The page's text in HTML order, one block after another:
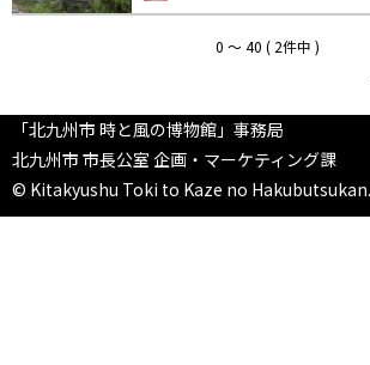
0 〜 40 ( 2件中 )
「北九州市 時と風の博物館」事務局
北九州市 市長公室 企画・マーケティング課
© Kitakyushu Toki to Kaze no